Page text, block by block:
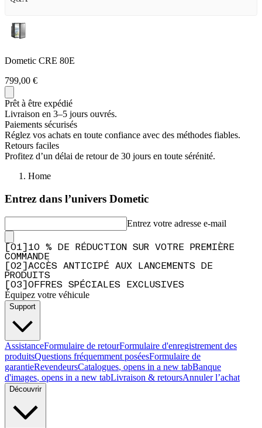
Dometic CRE 80E
799,00 €
Prêt à être expédié
Livraison en 3–5 jours ouvrés.
Paiements sécurisés
Réglez vos achats en toute confiance avec des méthodes fiables.
Retours faciles
Profitez d’un délai de retour de 30 jours en toute sérénité.
Home
Entrez dans l’univers Dometic
Entrez votre adresse e-mail
01
10 % DE RÉDUCTION SUR VOTRE PREMIÈRE
COMMANDE
02
ACCÈS ANTICIPÉ AUX LANCEMENTS DE
PRODUITS
03 OFFRES SPÉCIALES EXCLUSIVES
Équipez votre véhicule
Support
AssistanceFormulaire de retourFormulaire d'enregistrement des
produitsQuestions fréquemment poséesFormulaire de
garantieRevendeursCatalogues, opens in a new tabBanque
d'images, opens in a new tabLivraison & retoursAnnuler l’achat
Découvrir